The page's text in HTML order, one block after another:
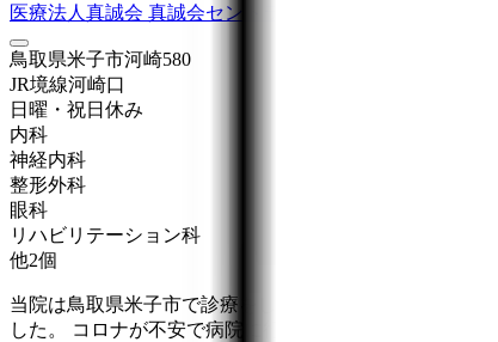
医療法人真誠会 真誠会セントラルクリニック
鳥取県米子市河崎580
JR境線河崎口
日曜・祝日 休み
内科
神経内科
整形外科
眼科
リハビリテーション科
他2個
当院は鳥取県米子市で診療をしております、内科のク
した。 コロナが不安で病院に行きたくない...、いつも